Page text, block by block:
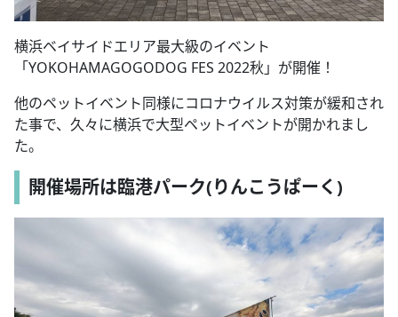
横浜ベイサイドエリア最大級のイベント
「YOKOHAMAGOGODOG FES 2022秋」が開催！
他のペットイベント同様にコロナウイルス対策が緩和され
た事で、久々に横浜で大型ペットイベントが開かれまし
た。
開催場所は臨港パーク(りんこうぱーく)